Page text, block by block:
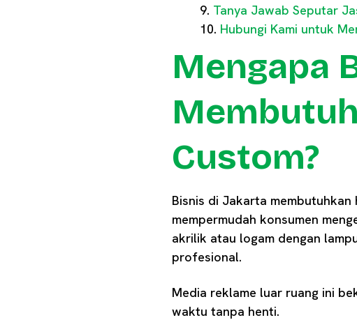
Tanya Jawab Seputar
Hubungi Kami untuk
Mengapa
Custom?
Bisnis di Jakarta
mempermudah konsumen
akrilik atau logam dengan
profesional.
Media reklame luar ruang ini
waktu tanpa henti.